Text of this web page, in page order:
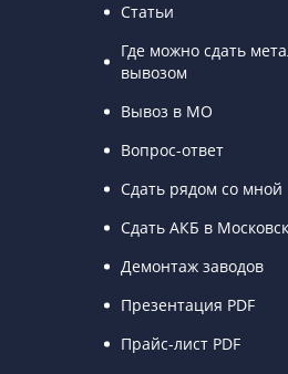
Статьи
Где можно сдать
вывозом
Вывоз в МО
Вопрос-ответ
Сдать рядом со мной
Сдать АКБ в
Демонтаж заводов
Презентация PDF
Прайс-лист PDF